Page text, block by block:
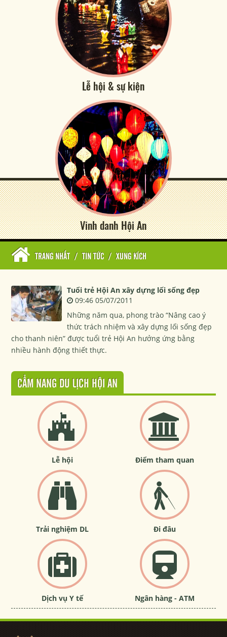
Lễ hội & sự kiện
Vinh danh Hội An
TRANG NHẤT / TIN TỨC / XUNG KÍCH
Tuổi trẻ Hội An xây dựng lối sống đẹp
09:46 05/07/2011
Những năm qua, phong trào “Nâng cao ý
thức trách nhiệm và xây dựng lối sống đẹp
cho thanh niên” được tuổi trẻ Hội An hưởng ứng bằng
nhiều hành động thiết thực.
CẨM NANG DU LỊCH HỘI AN
Lễ hội Điểm tham quan
Trải nghiệm DL Đi đâu
Dịch vụ Y tế Ngân hàng - ATM